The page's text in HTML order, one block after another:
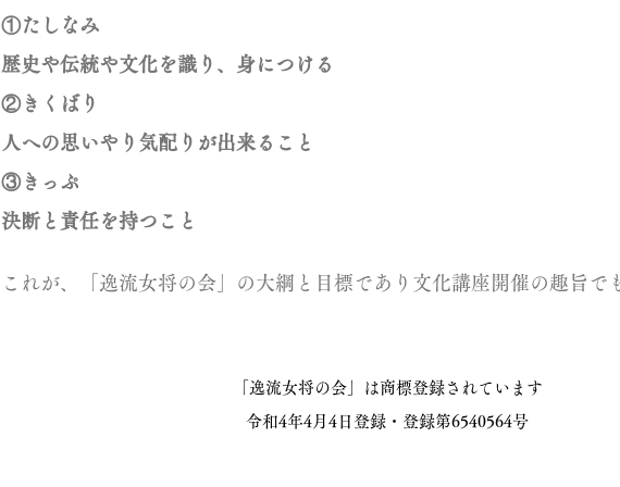
①たしなみ
歴史や伝統や文化を識り、身につける
②きくばり
人への思いやり気配りが出来ること
③きっぷ
決断と責任を持つこと
これが、「逸流女将の会」の大綱と目標であり 文化講座開催の趣旨で
「逸流女将の会」は商標登録されています
​令和4年4月4日登録・登録第6540564号